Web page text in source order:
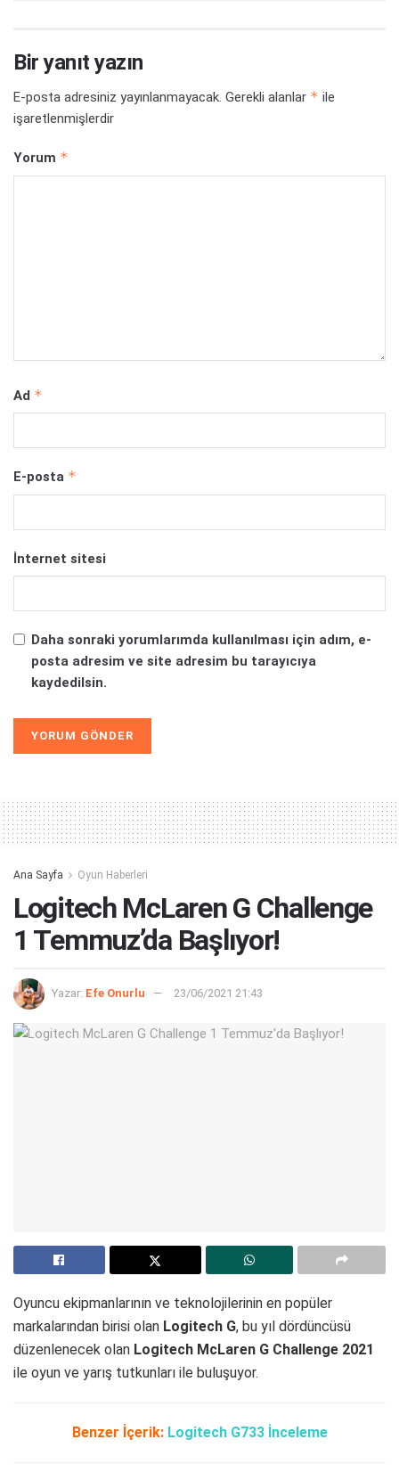
Bir yanıt yazın
E-posta adresiniz yayınlanmayacak. Gerekli alanlar * ile
işaretlenmişlerdir
Yorum *
Ad *
E-posta *
İnternet sitesi
Daha sonraki yorumlarımda kullanılması için adım, e-
posta adresim ve site adresim bu tarayıcıya
kaydedilsin.
Ana Sayfa Oyun Haberleri
Logitech McLaren G Challenge
1 Temmuz’da Başlıyor!
Yazar: Efe Onurlu 23/06/2021 21:43
Oyuncu ekipmanlarının ve teknolojilerinin en popüler
markalarından birisi olan Logitech G, bu yıl dördüncüsü
düzenlenecek olan Logitech McLaren G Challenge 2021
ile oyun ve yarış tutkunları ile buluşuyor.
Benzer İçerik: Logitech G733 İnceleme